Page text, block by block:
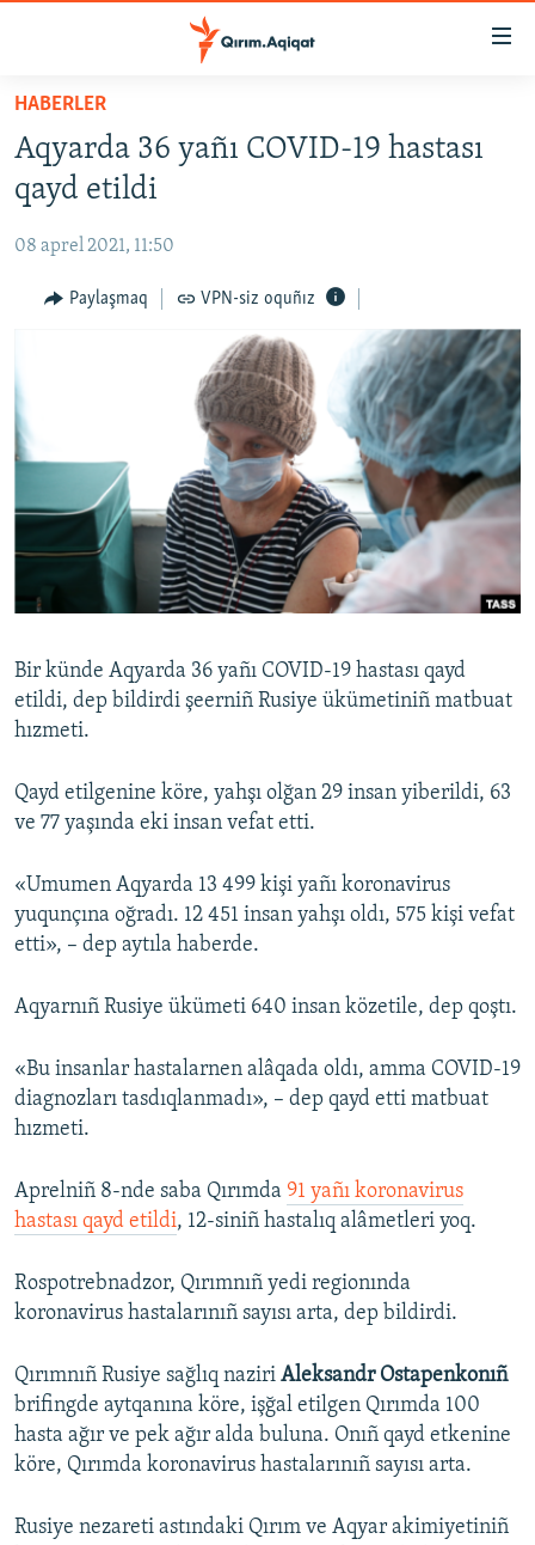
Esas
qaytmaq
Baş
navigatsiyağa
qaytmaq
qaytmaq
HABERLER
SİYASET
İQTİSADİYAT
CEMİYET
MEDENİYET
SÜRET
BLOGLAR
FİKİR
Українською
QOŞULIÑIZ!
RFE/RS bütün saytları
HABERLER
Aqyarda 36 yañı COVID-19 hastası
qayd etildi
08 aprel 2021, 11:50
Paylaşmaq VPN-siz oquñız
Bir künde Aqyarda 36 yañı COVID-19 hastası qayd
etildi, dep bildirdi şeerniñ Rusiye ükümetiniñ matbuat
hızmeti.
Qayd etilgenine köre, yahşı olğan 29 insan yiberildi, 63
ve 77 yaşında eki insan vefat etti.
«Umumen Aqyarda 13 499 kişi yañı koronavirus
yuqunçına oğradı. 12 451 insan yahşı oldı, 575 kişi vefat
etti», – dep aytıla haberde.
Aqyarnıñ Rusiye ükümeti 640 insan közetile, dep qoştı.
«Bu insanlar hastalarnen alâqada oldı, amma COVID-19
diagnozları tasdıqlanmadı», – dep qayd etti matbuat
hızmeti.
Aprelniñ 8-nde saba Qırımda 91 yañı koronavirus
hastası qayd etildi, 12-siniñ hastalıq alâmetleri yoq.
Rospotrebnadzor, Qırımnıñ yedi regionında
koronavirus hastalarınıñ sayısı arta, dep bildirdi.
Qırımnıñ Rusiye sağlıq naziri Aleksandr Ostapenkonıñ
brifingde aytqanına köre, işğal etilgen Qırımda 100
hasta ağır ve pek ağır alda buluna. Onıñ qayd etkenine
köre, Qırımda koronavirus hastalarınıñ sayısı arta.
Rusiye nezareti astındaki Qırım ve Aqyar akimiyetiniñ